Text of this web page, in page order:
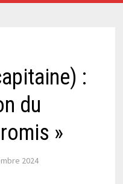
:
du
»
2024